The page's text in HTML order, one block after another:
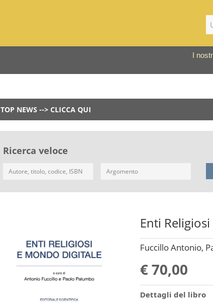
I
TOP NEWS --> CLICCA QUI
Ricerca veloce
Enti
Fuccillo Antonio,
€ 70,00
Dettagli del libro